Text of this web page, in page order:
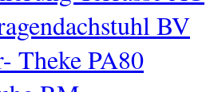
BV
Theke PA80